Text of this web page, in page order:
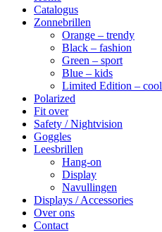
Catalogus
Zonnebrillen
Orange – trendy
Black – fashion
Green – sport
Blue – kids
Limited Edition – cool
Polarized
Fit over
Safety / Nightvision
Goggles
Leesbrillen
Hang-on
Display
Navullingen
Displays / Accessories
Over ons
Contact